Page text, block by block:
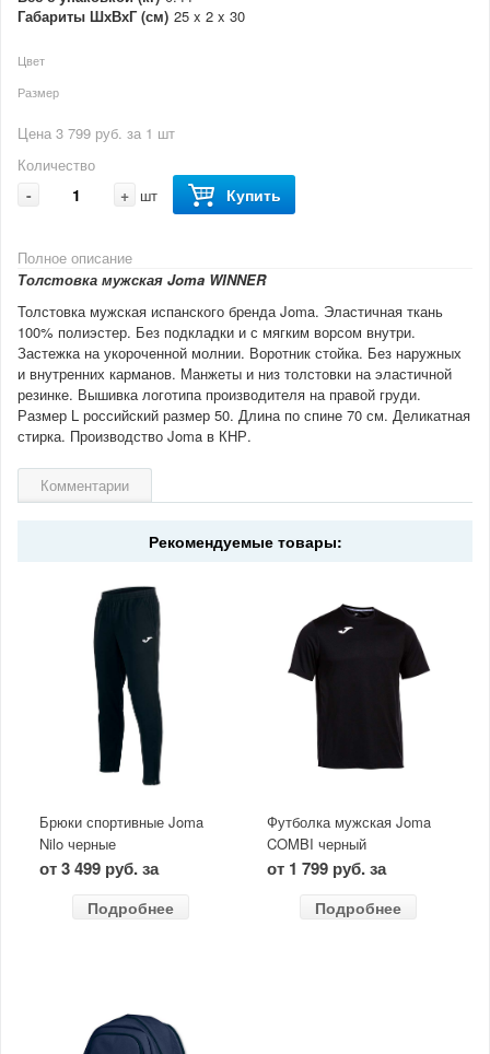
Габариты ШхВхГ (см) 25 x 2 x 30
Цвет
Размер
Цена 3 799 руб. за 1 шт
Количество
- + шт Купить
Полное описание
Толстовка мужская Joma WINNER
Толстовка мужская испанского бренда Joma. Эластичная ткань
100% полиэстер. Без подкладки и с мягким ворсом внутри.
Застежка на укороченной молнии. Воротник стойка. Без наружных
и внутренних карманов. Манжеты и низ толстовки на эластичной
резинке. Вышивка логотипа производителя на правой груди.
Размер L российский размер 50. Длина по спине 70 см. Деликатная
стирка. Производство Joma в КНР.
Комментарии
Рекомендуемые товары:
Брюки спортивные Joma
Nilo черные
от 3 499 руб. за
Подробнее
Футболка мужская Joma
COMBI черный
от 1 799 руб. за
Подробнее